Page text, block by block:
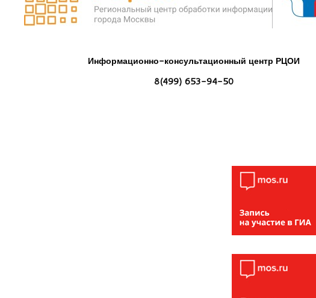
Информационно-консультационный центр РЦОИ
8(499) 653-94-50